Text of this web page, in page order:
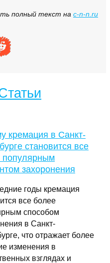
полный текст на c-n-n.ru
кремация в Санкт-
становится все
популярным
захоронения
годы кремация
все более
способом
в Санкт-
что отражает более
изменения в
взглядах и